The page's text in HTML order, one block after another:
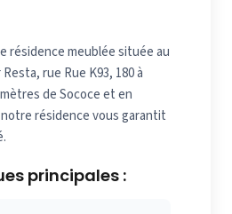
résidence meublée située au
rue Rue K93, 180 à
de Sococe et en
résidence vous garantit
principales :